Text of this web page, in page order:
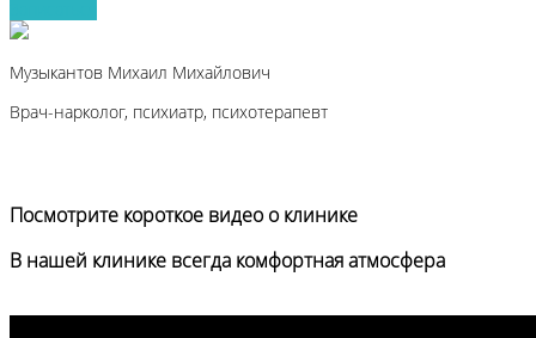
Музыкантов Михаил Михайлович
Врач-нарколог, психиатр, психотерапевт
Посмотрите короткое видео о клинике
В нашей клинике всегда комфортная атмосфера